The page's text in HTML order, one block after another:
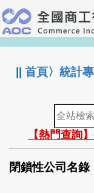
跳
到
主
要
:::
||首頁〉統計
全
站
檢
索
【熱門查詢
閉鎖性公司名錄